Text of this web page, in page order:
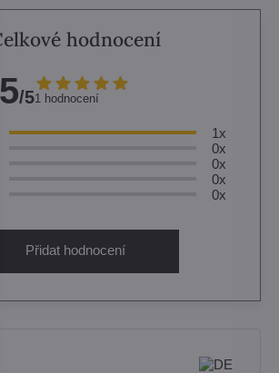
hodnocení
5/51 hodnocení
1x
0x
0x
0x
0x
Přidat hodnocení